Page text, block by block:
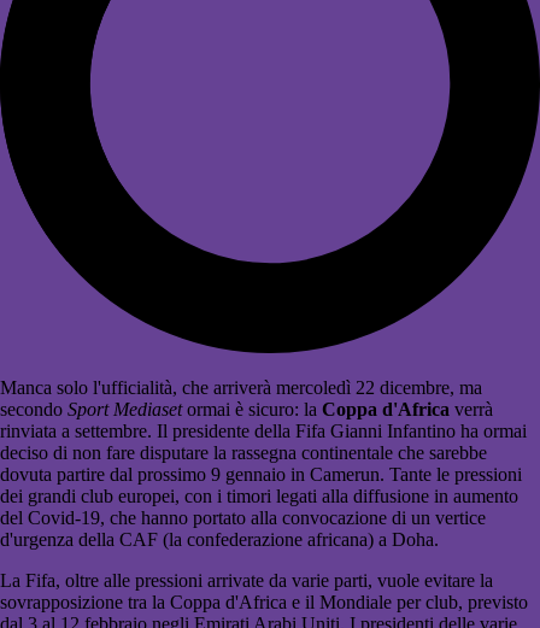
Manca solo l'ufficialità, che arriverà mercoledì 22 dicembre, ma
secondo Sport Mediasetormai è sicuro: la Coppa d'Africa verrà
rinviata a settembre. Il presidente della Fifa Gianni Infantino ha ormai
deciso di non fare disputare la rassegna continentale che sarebbe
dovuta partire dal prossimo 9 gennaio in Camerun. Tante le pressioni
dei grandi club europei, con i timori legati alla diffusione in aumento
del Covid-19, che hanno portato alla convocazione di un vertice
d'urgenza della CAF (la confederazione africana) a Doha.
La Fifa, oltre alle pressioni arrivate da varie parti, vuole evitare la
sovrapposizione tra la Coppa d'Africa e il Mondiale per club, previsto